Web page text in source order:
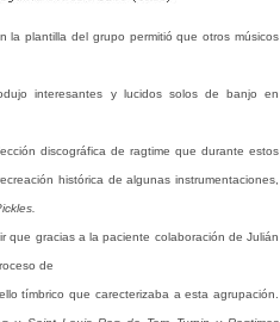
la plantilla del grupo permitió que otros músicos
interesantes y lucidos solos de banjo en
discográfica de ragtime que durante estos
histórica de algunas instrumentaciones,
que gracias a la paciente colaboración de Julián
de
tímbrico que carecterizaba a esta agrupación.